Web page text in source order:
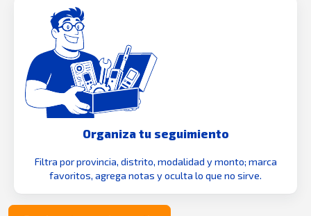
Organiza tu seguimiento
Filtra por provincia, distrito, modalidad y monto; marca
favoritos, agrega notas y oculta lo que no sirve.